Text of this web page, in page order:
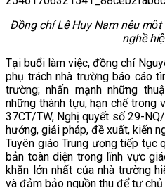
Đồng chí Lê Huy Nam nêu
nghề
Tại buổi làm việc, đồng chí
phụ trách nhà trường báo cáo
trường; nhấn mạnh những
những thành tựu, hạn chế trong
37CT/TW, Nghị quyết số 29-
hướng, giải pháp, đề xuất, kiến
Tuyên giáo Trung ương tiếp tục
bản toàn diện trong lĩnh vực
khăn lớn nhất của nhà trường
và đảm bảo nguồn thu để tự